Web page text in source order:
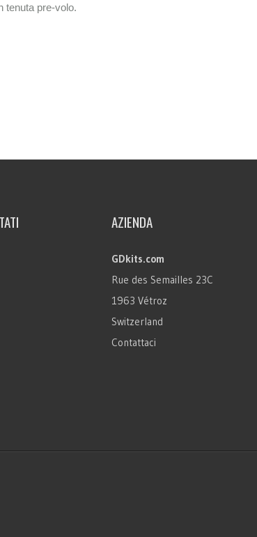
tenuta pre-volo.
AZIENDA
GDkits.com
Rue des Semailles 23C
1963 Vétroz
Switzerland
Contattaci